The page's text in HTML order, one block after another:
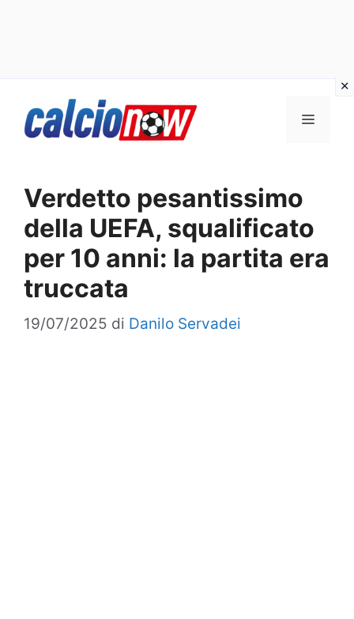
Menu
Verdetto pesantissimo
della UEFA, squalificato
per 10 anni: la partita era
truccata
19/07/2025 di Danilo Servadei